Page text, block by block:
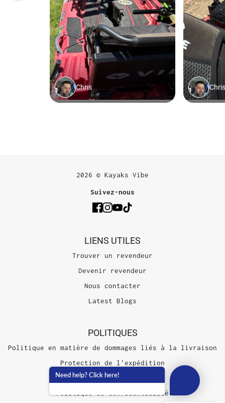
2026 © Kayaks Vibe
Suivez-nous
LIENS UTILES
Trouver un revendeur
Devenir revendeur
Nous contacter
Latest Blogs
POLITIQUES
Politique en matière de dommages liés à la livraison
Protection de l'expédition
Conditions d'utilisation
Politique de confidentialité
Need help? Click here!